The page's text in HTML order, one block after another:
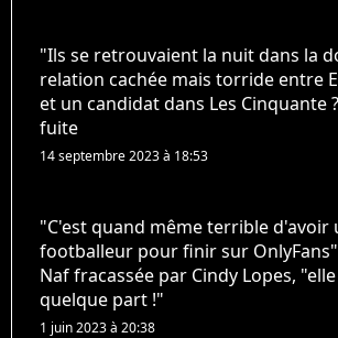
"Ils se retrouvaient la nuit dans la
relation cachée mais torride entre
et un candidat dans Les Cinquante
fuite
14 septembre 2023 à 18:53
"C'est quand même terrible d'avoir
footballeur pour finir sur
Naf fracassée par Cindy Lopes,
quelque part !"
1 juin 2023 à 20:38